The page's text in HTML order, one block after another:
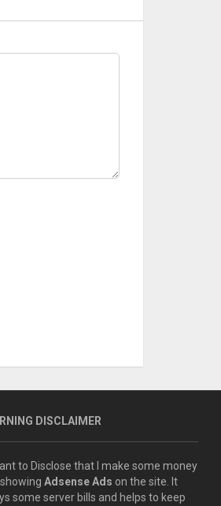
DISCLAIMER
to Disclose that I make some money
Adsense Ads on the site. It
some server bills and helps to keep